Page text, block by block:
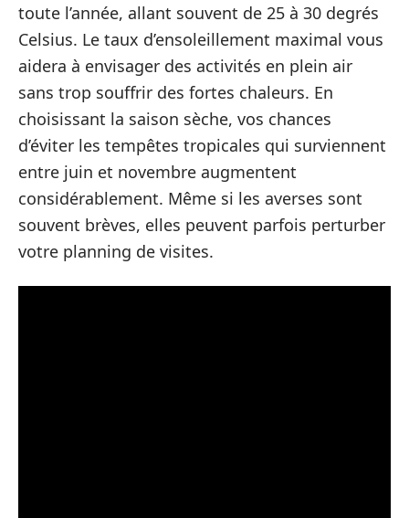
toute l’année, allant souvent de 25 à 30 degrés
Celsius. Le taux d’ensoleillement maximal vous
aidera à envisager des activités en plein air
sans trop souffrir des fortes chaleurs. En
choisissant la saison sèche, vos chances
d’éviter les tempêtes tropicales qui surviennent
entre juin et novembre augmentent
considérablement. Même si les averses sont
souvent brèves, elles peuvent parfois perturber
votre planning de visites.